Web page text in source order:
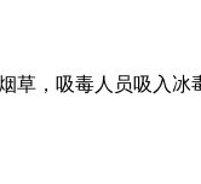
，吸毒人员吸入